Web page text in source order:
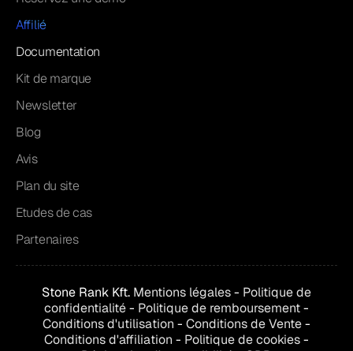
Affilié
Documentation
Kit de marque
Newsletter
Blog
Avis
Plan du site
Etudes de cas
Partenaires
Stone Rank Kft. Mentions légales- Politique de
confidentialité- Politique de remboursement-
Conditions d'utilisation - Conditions deVente-
Conditions d'affiliation - Politique de cookies-